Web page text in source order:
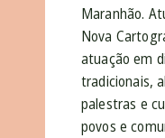
Maranhão.
Nova
atuação em
tradicionais,
palestras e
povos e